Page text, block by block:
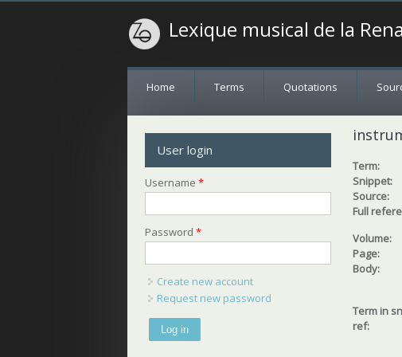
Lexique musical de la
Home Terms Quotations
Term:
Snippet:
Source:
Full
Volume:
Page:
Body:
Term in
ref:
User login
Username*
Password*
Create new account
Request new password